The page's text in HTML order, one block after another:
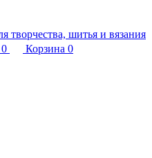
0 Корзина 0